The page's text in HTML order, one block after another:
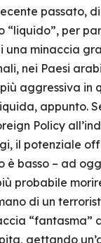
passato,
“liquido”, per
una minaccia
nei Paesi
aggressiva in
appunto.
Policy
il potenziale
è basso – ad
probabile
di un
“fantasma”
gettando